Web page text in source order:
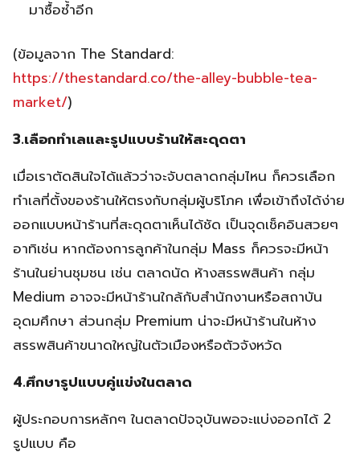
มาซื้อซ้ำอีก
(ข้อมูลจาก The Standard:
https://thestandard.co/the-alley-bubble-tea-
market/​)
3.เลือกทำเลและรูปแบบร้านให้สะดุดตา
เมื่อเราตัดสินใจได้แล้วว่าจะจับตลาดกลุ่มไหน ก็ควรเลือก
ทำเลที่ตั้งของร้านให้ตรงกับกลุ่มผู้บริโภค เพื่อเข้าถึงได้ง่าย
ออกแบบหน้าร้านที่สะดุดตาเห็นได้ชัด เป็นจุดเช็คอินสวยๆ
อาทิเช่น หากต้องการลูกค้าในกลุ่ม Mass ก็ควรจะมีหน้า
ร้านในย่านชุมชน เช่น ตลาดนัด ห้างสรรพสินค้า กลุ่ม
Medium อาจจะมีหน้าร้านใกล้กับสำนักงานหรือสถาบัน
อุดมศึกษา ส่วนกลุ่ม Premium น่าจะมีหน้าร้านในห้าง
สรรพสินค้าขนาดใหญ่ในตัวเมืองหรือตัวจังหวัด
4.ศึกษารูปแบบคู่แข่งในตลาด​
ผู้ประกอบการหลักๆ ในตลาดปัจจุบันพอจะแบ่งออกได้ 2
รูปแบบ คือ